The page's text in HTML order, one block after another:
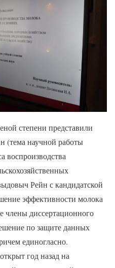
степени представили
(тема научной работы
воспроизводства
Рейн с кандидатской
эффективности молока
члены диссертационного
по защите данных
единогласно.
год назад на